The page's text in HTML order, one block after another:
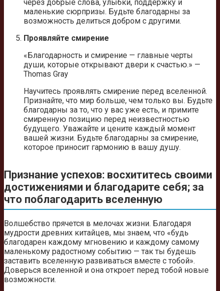
через добрые слова, улыбки, поддержку и
маленькие сюрпризы. Будьте благодарны за
возможность делиться добром с другими.
Проявляйте смирение
«Благодарность и смирение — главные черты
души, которые открывают двери к счастью.» —
Thomas Gray
Научитесь проявлять смирение перед вселенной.
Признайте, что мир больше, чем только вы. Будьте
благодарны за то, что у вас уже есть, и примите
смиренную позицию перед неизвестностью
будущего. Уважайте и цените каждый момент
вашей жизни. Будьте благодарны за смирение,
которое приносит гармонию в вашу душу.
Признание успехов: восхититесь своими
достижениями и благодарите себя; за
что поблагодарить вселенную
Волшебство прячется в мелочах жизни. Благодаря
мудрости древних китайцев, мы знаем, что «будь
благодарен каждому мгновению и каждому самому
маленькому радостному событию — так ты будешь
заставить вселенную развиваться вместе с тобой».
Доверься вселенной и она откроет перед тобой новые
возможности.